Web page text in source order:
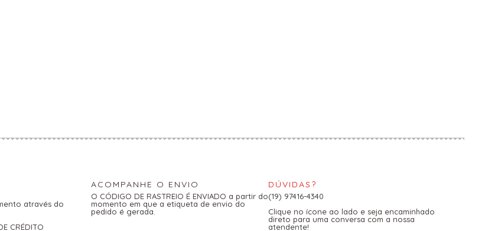
através do
CRÉDITO
ACOMPANHE O ENVIO
O CÓDIGO DE RASTREIO É ENVIADO a partir do
momento em que a etiqueta de envio do
pedido é gerada.
DÚVIDAS?
(19) 97416-4340
Clique no ícone ao lado e seja encaminhado
direto para uma conversa com a nossa
atendente!